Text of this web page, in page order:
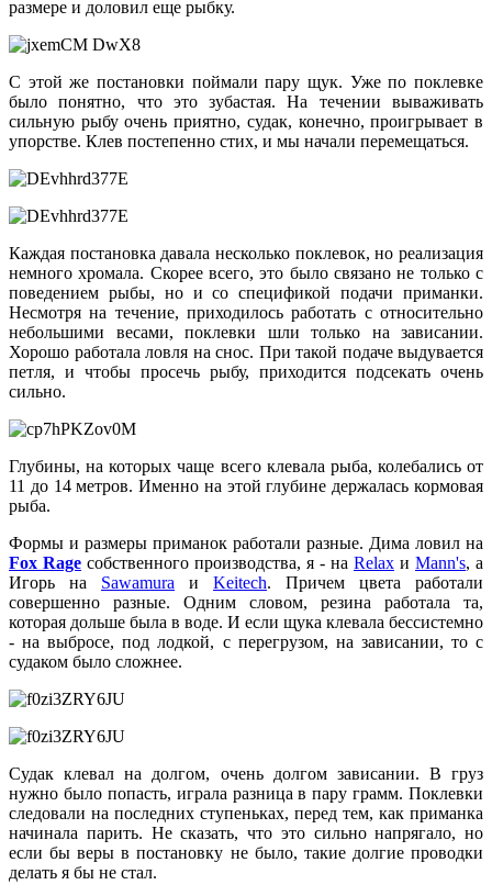
размере и доловил еще рыбку.
С этой же постановки поймали пару щук. Уже по поклевке
было понятно, что это зубастая. На течении вываживать
сильную рыбу очень приятно, судак, конечно, проигрывает в
упорстве. Клев постепенно стих, и мы начали перемещаться.
Каждая постановка давала несколько поклевок, но реализация
немного хромала. Скорее всего, это было связано не только с
поведением рыбы, но и со спецификой подачи приманки.
Несмотря на течение, приходилось работать с относительно
небольшими весами, поклевки шли только на зависании.
Хорошо работала ловля на снос. При такой подаче выдувается
петля, и чтобы просечь рыбу, приходится подсекать очень
сильно.
Глубины, на которых чаще всего клевала рыба, колебались от
11 до 14 метров. Именно на этой глубине держалась кормовая
рыба.
Формы и размеры приманок работали разные. Дима ловил на
Fox Rage собственного производства, я - на Relax и Mann's, а
Игорь на Sawamura и Keitech. Причем цвета работали
совершенно разные. Одним словом, резина работала та,
которая дольше была в воде. И если щука клевала бессистемно
- на выбросе, под лодкой, с перегрузом, на зависании, то с
судаком было сложнее.
Судак клевал на долгом, очень долгом зависании. В груз
нужно было попасть, играла разница в пару грамм. Поклевки
следовали на последних ступеньках, перед тем, как приманка
начинала парить. Не сказать, что это сильно напрягало, но
если бы веры в постановку не было, такие долгие проводки
делать я бы не стал.